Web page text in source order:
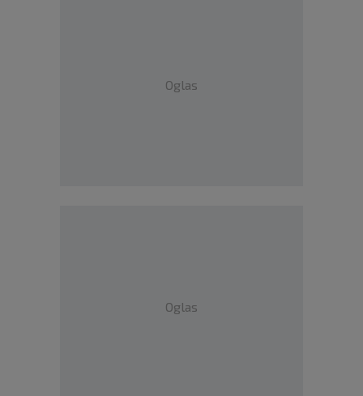
Oglas
Oglas